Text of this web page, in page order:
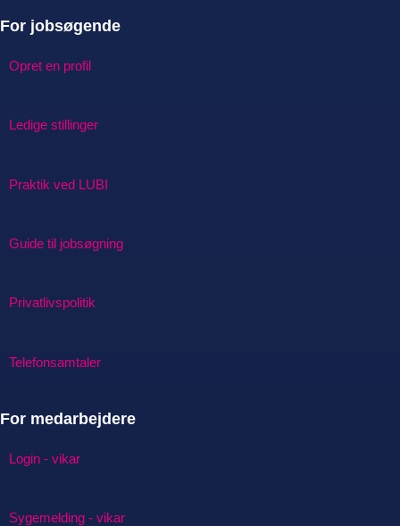
For jobsøgende
Opret en profil
Ledige stillinger
Praktik ved LUBI
Guide til jobsøgning
Privatlivspolitik
Telefonsamtaler
For medarbejdere
Login - vikar
Sygemelding - vikar